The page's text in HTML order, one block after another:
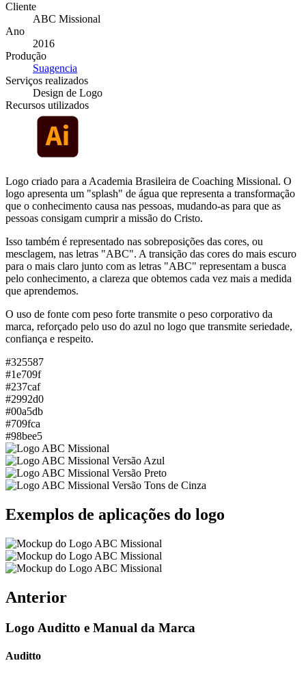
Cliente
ABC Missional
Ano
2016
Produção
Suagencia
Serviços realizados
Design de Logo
Recursos utilizados
Logo criado para a Academia Brasileira de Coaching Missional. O
logo apresenta um "splash" de água que representa a transformação
que o conhecimento causa nas pessoas, mudando-as para que as
pessoas consigam cumprir a missão do Cristo.
Isso também é representado nas sobreposições das cores, ou
mesclagem, nas letras "ABC". A transição das cores do mais escuro
para o mais claro junto com as letras "ABC" representam a busca
pelo conhecimento, a clareza que obtemos cada vez mais a medida
que aprendemos.
O uso de fonte com peso forte transmite o peso corporativo da
marca, reforçado pelo uso do azul no logo que transmite seriedade,
confiança e respeito.
#325587
#1e709f
#237caf
#2992d0
#00a5db
#709fca
#98bee5
Exemplos de aplicações do logo
Anterior
Logo Auditto e Manual da Marca
Auditto